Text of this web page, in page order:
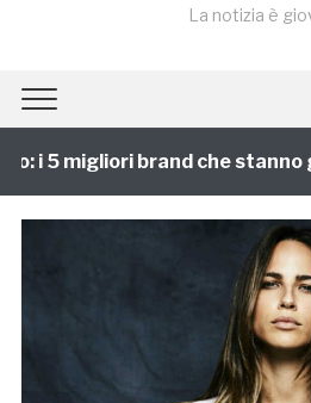
La notizia è
i 5 migliori brand che stanno